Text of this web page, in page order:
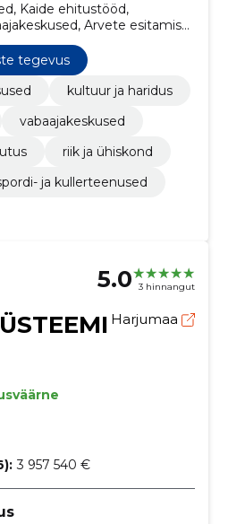
Kaide ehitustööd,
Arvete esitamise
sadamad, transpordi- ja
traktorid
tegevus
kultuur ja haridus
vabaajakeskused
riik ja ühiskond
ja kullerteenused
5.0 3 hinnangut
Harjumaa
3 957 540 €